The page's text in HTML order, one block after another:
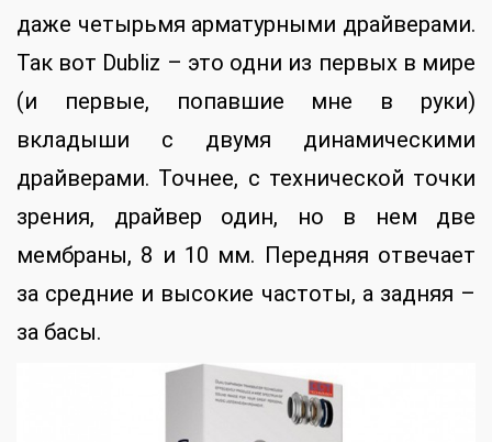
даже четырьмя арматурными драйверами.
Так вот Dubliz – это одни из первых в мире
(и первые, попавшие мне в руки)
вкладыши с двумя динамическими
драйверами. Точнее, с технической точки
зрения, драйвер один, но в нем две
мембраны, 8 и 10 мм. Передняя отвечает
за средние и высокие частоты, а задняя –
за басы.